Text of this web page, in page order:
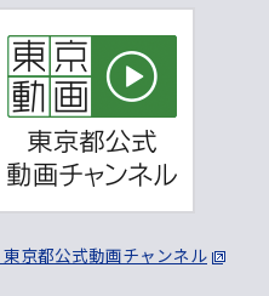
東京都公式動画チャンネル